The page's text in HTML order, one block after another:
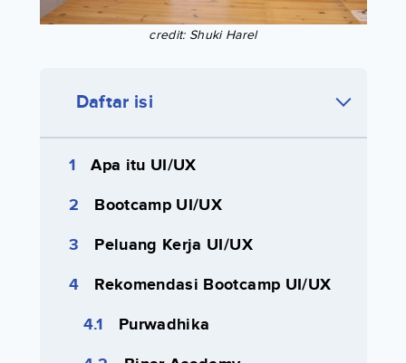
credit: Shuki Harel
Daftar isi
Apa itu UI/UX
Bootcamp UI/UX
Peluang Kerja UI/UX
Rekomendasi Bootcamp UI/UX
Purwadhika